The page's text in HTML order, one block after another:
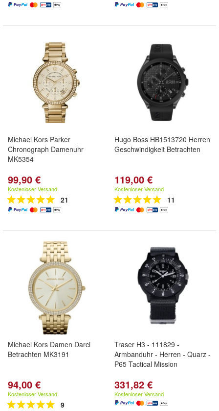
Michael Kors Parker
Chronograph Damenuhr
MK5354
99,90 €
Kostenloser Versand
21
Hugo Boss HB1513720 Herren
Geschwindigkeit Betrachten
119,00 €
Kostenloser Versand
11
Michael Kors Damen Darci
Betrachten MK3191
94,00 €
Kostenloser Versand
9
Traser H3 - 111829 -
Armbanduhr - Herren - Quarz -
P65 Tactical Mission
331,82 €
Kostenloser Versand